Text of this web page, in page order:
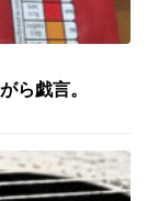
ら戯言。